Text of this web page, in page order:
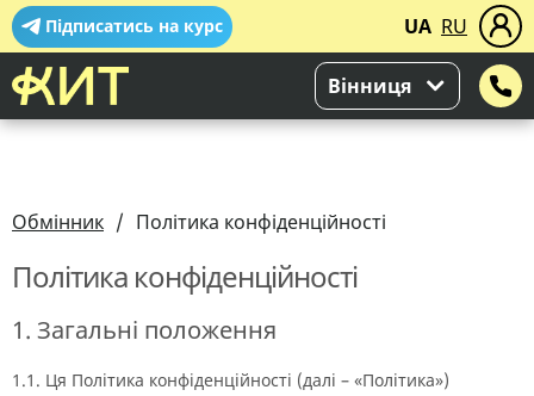
Підписатись на курс UA RU
Вінниця
Обмінник Політика конфіденційності
Політика конфіденційності
1. Загальні положення
1.1. Ця Політика конфіденційності (далі – «Політика»)